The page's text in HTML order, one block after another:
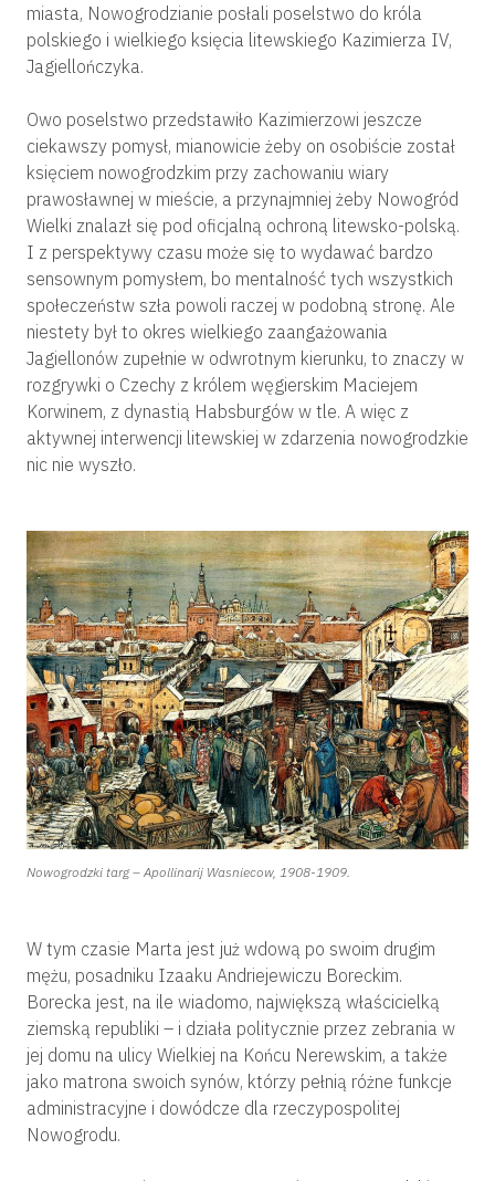
miasta, Nowogrodzianie posłali poselstwo do króla
polskiego i wielkiego księcia litewskiego Kazimierza IV,
Jagiellończyka.
Owo poselstwo przedstawiło Kazimierzowi jeszcze
ciekawszy pomysł, mianowicie żeby on osobiście został
księciem nowogrodzkim przy zachowaniu wiary
prawosławnej w mieście, a przynajmniej żeby Nowogród
Wielki znalazł się pod oficjalną ochroną litewsko-polską.
I z perspektywy czasu może się to wydawać bardzo
sensownym pomysłem, bo mentalność tych wszystkich
społeczeństw szła powoli raczej w podobną stronę. Ale
niestety był to okres wielkiego zaangażowania
Jagiellonów zupełnie w odwrotnym kierunku, to znaczy w
rozgrywki o Czechy z królem węgierskim Maciejem
Korwinem, z dynastią Habsburgów w tle. A więc z
aktywnej interwencji litewskiej w zdarzenia nowogrodzkie
nic nie wyszło.
Nowogrodzki targ – Apollinarij Wasniecow, 1908-1909.
W tym czasie Marta jest już wdową po swoim drugim
mężu, posadniku Izaaku Andriejewiczu Boreckim.
Borecka jest, na ile wiadomo, największą właścicielką
ziemską republiki – i działa politycznie przez zebrania w
jej domu na ulicy Wielkiej na Końcu Nerewskim, a także
jako matrona swoich synów, którzy pełnią różne funkcje
administracyjne i dowódcze dla rzeczypospolitej
Nowogrodu.